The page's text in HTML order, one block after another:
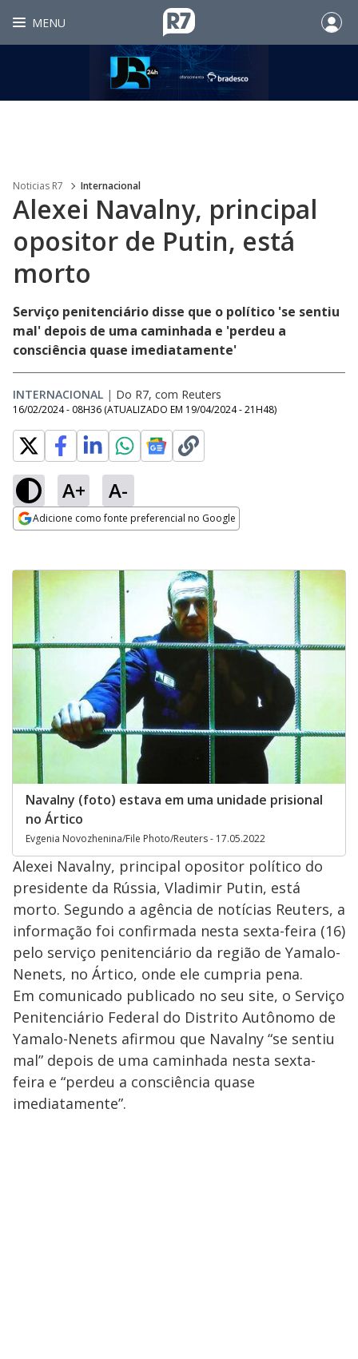
MENU
Noticias R7 Internacional
Alexei Navalny, principal
opositor de Putin, está
morto
Serviço penitenciário disse que o político 'se sentiu
mal' depois de uma caminhada e 'perdeu a
consciência quase imediatamente'
INTERNACIONAL | Do R7, com Reuters
16/02/2024 - 08H36 (ATUALIZADO EM 19/04/2024 - 21H48)
A+ A-
Adicione como fonte preferencial no Google
Navalny (foto) estava em uma unidade prisional
no Ártico
Evgenia Novozhenina/File Photo/Reuters - 17.05.2022
Alexei Navalny, principal opositor político do
presidente da Rússia, Vladimir Putin, está
morto. Segundo a agência de notícias Reuters, a
informação foi confirmada nesta sexta-feira (16)
pelo serviço penitenciário da região de Yamalo-
Nenets, no Ártico, onde ele cumpria pena.
Em comunicado publicado no seu site, o Serviço
Penitenciário Federal do Distrito Autônomo de
Yamalo-Nenets afirmou que Navalny “se sentiu
mal” depois de uma caminhada nesta sexta-
feira e “perdeu a consciência quase
imediatamente”.